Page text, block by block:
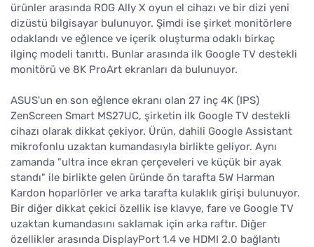
ürünler arasında ROG Ally X oyun el cihazı ve bir dizi yeni
dizüstü bilgisayar bulunuyor. Şimdi ise şirket monitörlere
odaklandı ve eğlence ve içerik oluşturma odaklı birkaç
ilginç modeli tanıttı. Bunlar arasında ilk Google TV destekli
monitörü ve 8K ProArt ekranları da bulunuyor.
ASUS'un en son eğlence ekranı olan 27 inç 4K (IPS)
ZenScreen Smart MS27UC, şirketin ilk Google TV destekli
cihazı olarak dikkat çekiyor. Ürün, dahili Google Assistant
mikrofonlu uzaktan kumandasıyla birlikte geliyor. Aynı
zamanda "ultra ince ekran çerçeveleri ve küçük bir ayak
standı" ile birlikte gelen üründe ön tarafta 5W Harman
Kardon hoparlörler ve arka tarafta kulaklık girişi bulunuyor.
Bir diğer dikkat çekici özellik ise klavye, fare ve Google TV
uzaktan kumandasını saklamak için arka raftır. Diğer
özellikler arasında DisplayPort 1.4 ve HDMI 2.0 bağlantı